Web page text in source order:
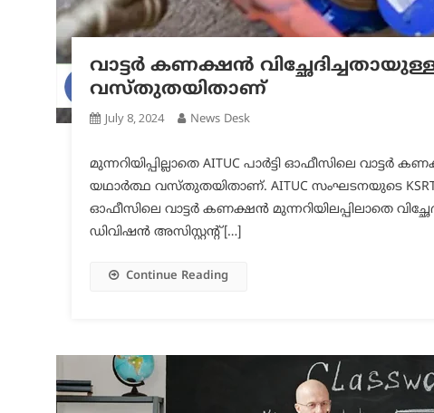
വാട്ടര്‍ കണക്ഷന്‍
വസ്തുതയിതാണ്
July 8, 2024 News Desk
മുന്നറിയിപ്പില്ലാതെ AITUC പാര്‍ട്ടി ഓഫീസിലെ വാട്ടര്‍
യഥാര്‍ത്ഥ വസ്തുതയിതാണ്. AITUC സംഘടനയുടെ
ഓഫീസിലെ വാട്ടര്‍ കണക്ഷന്‍ മുന്നറിയിലപ്പിലാതെ
ഡിവിഷന്‍ അസിസ്റ്റന്റ്‌ […]
Continue Reading